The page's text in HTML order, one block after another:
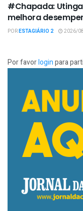
#Chapada:
melhora
PORESTAGIÁRIO 2 2026/
Por favorloginpara